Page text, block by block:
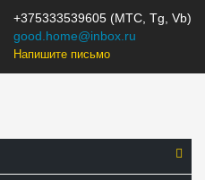
+375333539605 (МТС, Tg, Vb)
good.home@inbox.ru
Напишите письмо